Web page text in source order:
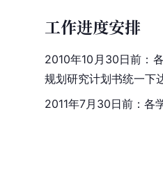
工作进度安排
2010年10月30日前：
规划研究计划书统一下
2011年7月30日前：各